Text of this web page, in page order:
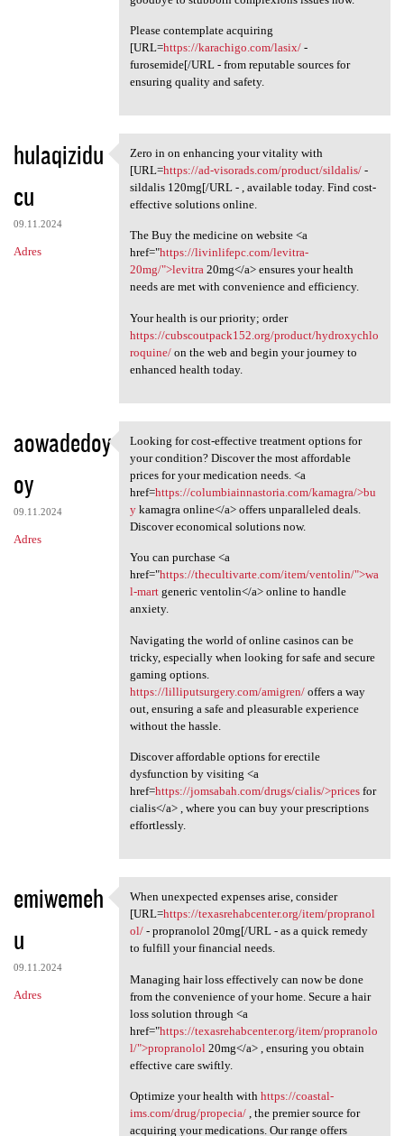
Please contemplate acquiring
[URL=https://karachigo.com/lasix/-
furosemide[/URL - from reputable sources for
ensuring quality and safety.
hulaqizidu
cu
09.11.2024
Adres
Zero in on enhancing your
Zero in on enhancing your vitality with
[URL=https://ad-visorads.com/product/sildalis/-
sildalis 120mg[/URL - , available today. Find cost-
effective solutions online.
The Buy the medicine on website <a
href="https://livinlifepc.com/levitra-
20mg/">levitra20mg</a> ensures your health
needs are met with convenience and efficiency.
Your health is our priority; order
https://cubscoutpack152.org/product/hydroxychlo
roquine/on the web and begin your journey to
enhanced health today.
aowadedoy
oy
09.11.2024
Adres
Looking for cost-effective
Looking for cost-effective treatment options for
your condition? Discover the most affordable
prices for your medication needs. <a
href=https://columbiainnastoria.com/kamagra/>bu
ykamagra online</a> offers unparalleled deals.
Discover economical solutions now.
You can purchase <a
href="https://thecultivarte.com/item/ventolin/">wa
l-martgeneric ventolin</a> online to handle
anxiety.
Navigating the world of online casinos can be
tricky, especially when looking for safe and secure
gaming options.
https://lilliputsurgery.com/amigren/offers a way
out, ensuring a safe and pleasurable experience
without the hassle.
Discover affordable options for erectile
dysfunction by visiting <a
href=https://jomsabah.com/drugs/cialis/>pricesfor
cialis</a> , where you can buy your prescriptions
effortlessly.
emiwemeh
u
09.11.2024
Adres
When unexpected expenses
When unexpected expenses arise, consider
[URL=https://texasrehabcenter.org/item/propranol
ol/- propranolol 20mg[/URL - as a quick remedy
to fulfill your financial needs.
Managing hair loss effectively can now be done
from the convenience of your home. Secure a hair
loss solution through <a
href="https://texasrehabcenter.org/item/propranolo
l/">propranolol 20mg</a> , ensuring you obtain
effective care swiftly.
Optimize your health with https://coastal-
ims.com/drug/propecia/, the premier source for
acquiring your medications. Our range offers